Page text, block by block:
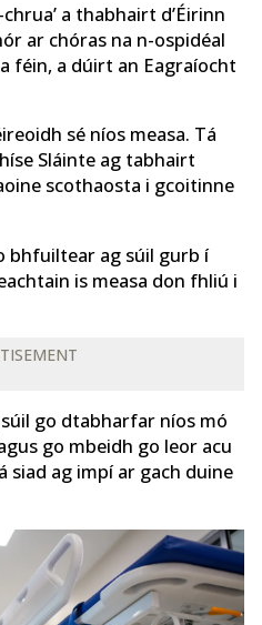
a thabhairt d’Éirinn
ar chóras na n-ospidéal
féin, a dúirt an Eagraíocht
sé níos measa. Tá
Sláinte ag tabhairt
scothaosta i gcoitinne
bhfuiltear ag súil gurb í
is measa don fhliú i
go dtabharfar níos mó
go mbeidh go leor acu
siad ag impí ar gach duine